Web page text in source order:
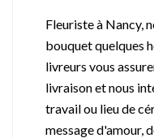
Fleuriste à Nancy,
bouquet quelques
livreurs vous
livraison et nous
travail ou lieu de
message d'amour,